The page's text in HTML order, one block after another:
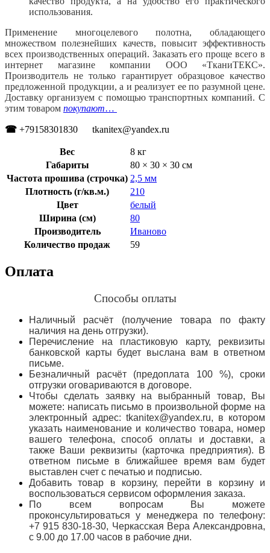
использования.
Применение многоцелевого полотна, обладающего
множеством полезнейших качеств, повысит эффективность
всех производственных операций. Заказать его проще всего в
интернет магазине компании ООО «ТканиТЕКС».
Производитель не только гарантирует образцовое качество
предложенной продукции, а и реализует ее по разумной цене.
Доставку организуем с помощью транспортных компаний. С
этим товаром покупают…
☎ +79158301830 tkanitex@yandex.ru
Вес
8 кг
Габариты
80 × 30 × 30 см
Частота прошива (строчка) 2,5 мм
Плотность (г/кв.м.)
210
Цвет
белый
Ширина (см)
80
Производитель
Иваново
Количество продаж
59
Оплата
Способы оплаты
Наличный расчёт (получение товара по факту
наличия на день отгрузки).
Перечисление на пластиковую карту, реквизиты
банковской карты будет выслана вам в ответном
письме.
Безналичный расчёт (предоплата 100 %), сроки
отгрузки оговариваются в договоре.
Чтобы сделать заявку на выбранный товар, Вы
можете: написать письмо в произвольной форме на
электронный адрес: tkanitex@yandex.ru, в котором
указать наименование и количество товара, номер
вашего телефона, способ оплаты и доставки, а
также Ваши реквизиты (карточка предприятия). В
ответном письме в ближайшее время вам будет
выставлен счет с печатью и подписью.
Добавить товар в корзину, перейти в корзину и
воспользоваться сервисом оформления заказа.
По всем вопросам Вы можете
проконсультироваться у менеджера по телефону:
+7 915 830-18-30, Черкасская Вера Александровна,
с 9.00 до 17.00 часов в рабочие дни.